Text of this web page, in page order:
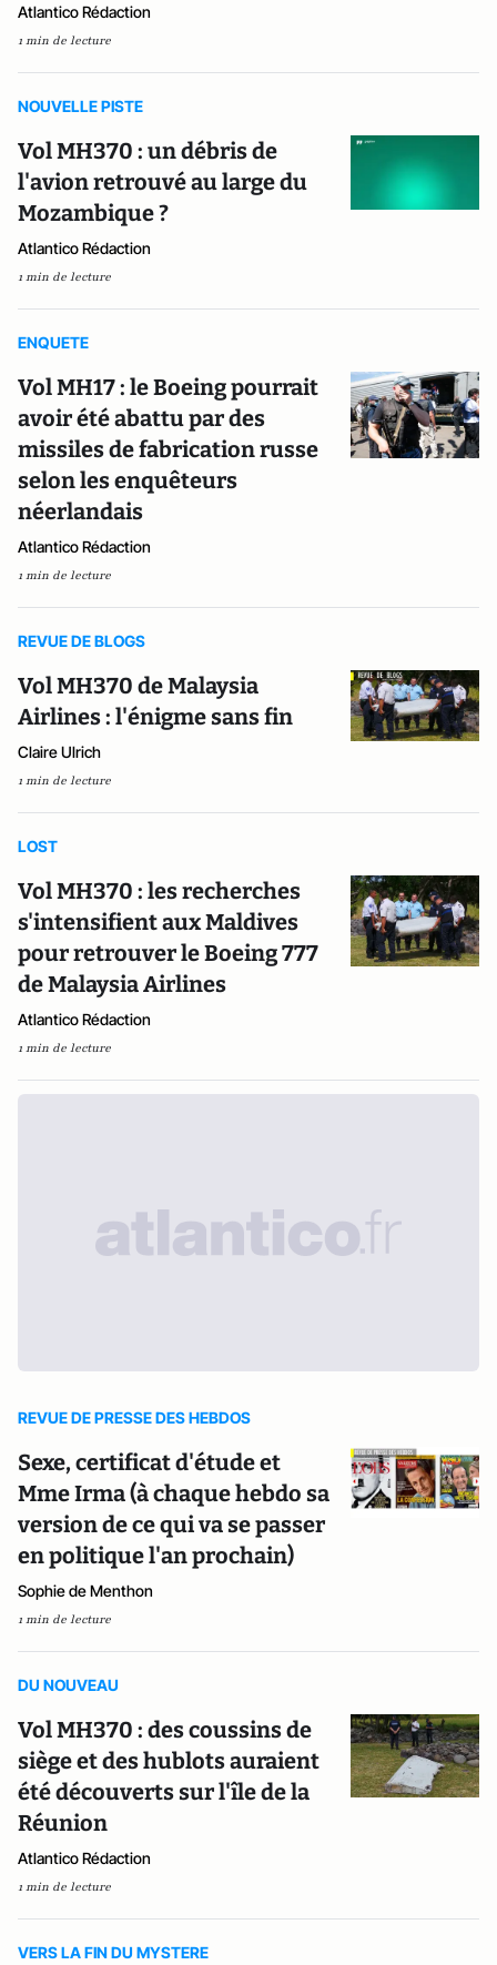
Atlantico Rédaction
1 min de lecture
NOUVELLE PISTE
Vol MH370 : un débris de
l'avion retrouvé au large du
Mozambique ?
Atlantico Rédaction
1 min de lecture
ENQUETE
Vol MH17 : le Boeing pourrait
avoir été abattu par des
missiles de fabrication russe
selon les enquêteurs
néerlandais
Atlantico Rédaction
1 min de lecture
REVUE DE BLOGS
Vol MH370 de Malaysia
Airlines : l'énigme sans fin
Claire Ulrich
1 min de lecture
LOST
Vol MH370 : les recherches
s'intensifient aux Maldives
pour retrouver le Boeing 777
de Malaysia Airlines
Atlantico Rédaction
1 min de lecture
REVUE DE PRESSE DES HEBDOS
Sexe, certificat d'étude et
Mme Irma (à chaque hebdo sa
version de ce qui va se passer
en politique l'an prochain)
Sophie de Menthon
1 min de lecture
DU NOUVEAU
Vol MH370 : des coussins de
siège et des hublots auraient
été découverts sur l'île de la
Réunion
Atlantico Rédaction
1 min de lecture
VERS LA FIN DU MYSTERE